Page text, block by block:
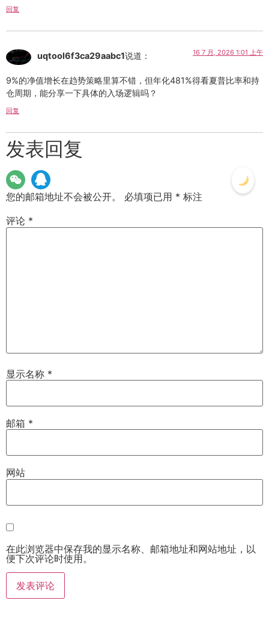
回复
uqtool6f3ca29aabc1说道： 16 7 月, 2026 1:01 上午
9%的净值增长在趋势策略里算不错，但年化481%得看夏普比率和持
仓周期，能分享一下具体的入场逻辑吗？
回复
发表回复
您的邮箱地址不会被公开。 必填项已用 * 标注
评论 *
显示名称 *
邮箱 *
网站
在此浏览器中保存我的显示名称、邮箱地址和网站地址，以
便下次评论时使用。